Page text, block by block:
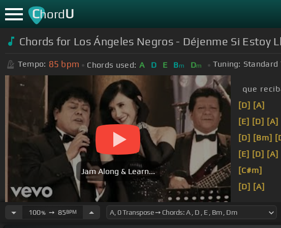
ChordU
Chords for Los Ángeles Negros - Déjenme Si Estoy
Tempo: 85 bpm Chords used: A D E Bm Dm Tuning: Standard
Jam Along & Learn...
que
[D] [A]
[E] [D] [A]
[D] [Bm]
[E] [D] [A]
[C#m]
[D] [A]
100%➙ 85BPM